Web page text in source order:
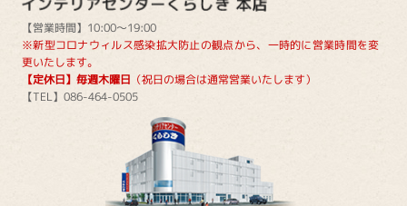
【営業時間】10:00～19:00
※新型コロナウィルス感染拡大防止の観点から、一時的に営業時間を変
更いたします。
【定休日】毎週木曜日 （祝日の場合は通常営業いたします）
【TEL】086-464-0505